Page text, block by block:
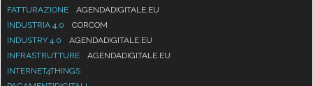
FATTURAZIONE
AGENDADIGITALE.EU
INDUSTRIA 4.0
CORCOM
INDUSTRY 4.0
AGENDADIGITALE.EU
INFRASTRUTTURE
AGENDADIGITALE.EU
INTERNET4THINGS